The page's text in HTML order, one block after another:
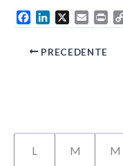
a
i
k
m
i
r
PRECEDENTE
L M M